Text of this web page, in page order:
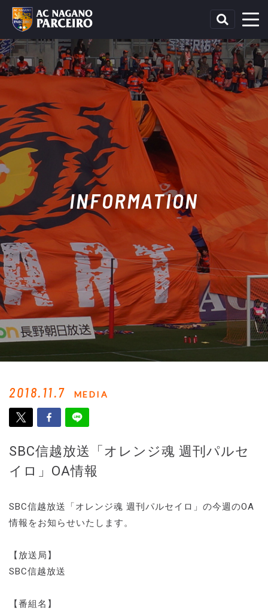
INFORMATION
2018.11.7 MEDIA
SBC信越放送「オレンジ魂 週刊パルセ
イロ」OA情報
SBC信越放送「オレンジ魂 週刊パルセイロ」の今週のOA
情報をお知らせいたします。
【放送局】
SBC信越放送
【番組名】